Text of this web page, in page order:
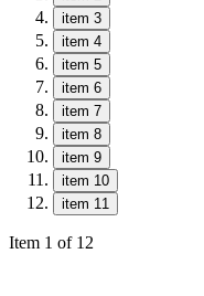
item 3
item 4
item 5
item 6
item 7
item 8
item 9
item 10
item 11
Item 1 of 12